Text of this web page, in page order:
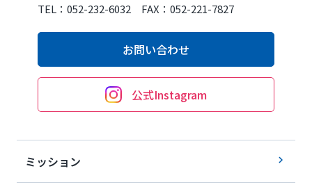
TEL：052-232-6032 FAX：052-221-7827
お問い合わせ
公式Instagram
ミッション